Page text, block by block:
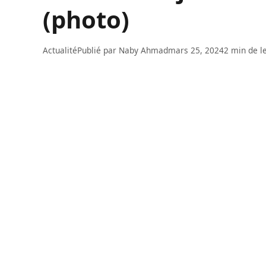
(photo)
ActualitéPublié par Naby Ahmadmars 25, 20242 min de